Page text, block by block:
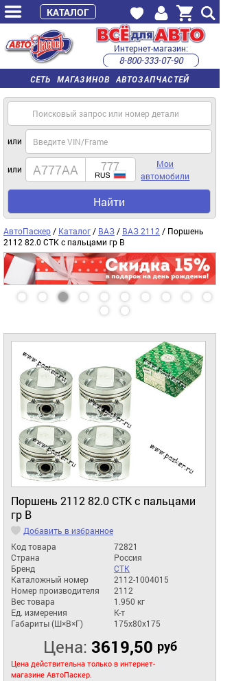
СЕТЬ МАГАЗИНОВ АВТОЗАПЧАСТЕЙ
Интернет-магазин:
8-800-333-07-90
часы работы с 9:00 до 22:00 (пн-пт)
или
или
Мои
автомобили
Найти
АвтоПаскер / Каталог / ВАЗ / ВАЗ 2112 / Поршень
2112 82.0 СТК с пальцами гр B
Поршень 2112 82.0 СТК с пальцами
гр B
Добавить в избранное
Код товара
72821
Страна
Россия
Бренд
СТК
Каталожный номер
2112-1004015
Номер производителя
2112
Вес товара
1.950 кг
Ед. измерения
К-т
Габариты (Ш×В×Г)
175x80x175
Цена: 3619,50 руб
Цена действительна только в интернет-
магазине АвтоПаскер.
КАТАЛОГ